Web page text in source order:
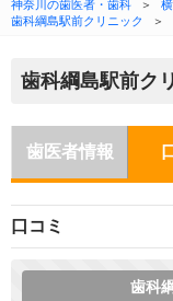
神奈川の歯医者・歯科
＞
歯科綱島駅前クリニック
＞
歯科綱島駅前ク
歯医者情報
口コミ
歯科